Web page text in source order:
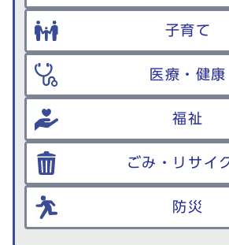
子育て
医療・健康
福祉
ごみ・リサイ
防災